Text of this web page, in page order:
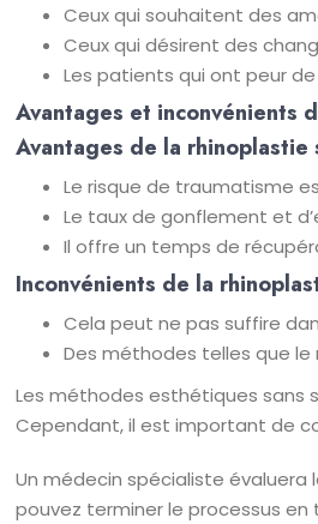
Ceux qui souhaitent des
Ceux qui désirent des
Les patients qui ont peur
Avantages et inconvénients
Avantages de la rhinoplastie
Le risque de traumatisme
Le taux de gonflement et
Il offre un temps de
Inconvénients de la
Cela peut ne pas suffire
Des méthodes telles que
Les méthodes esthétiques sans
Cependant, il est important de
Un médecin spécialiste
pouvez terminer le processus